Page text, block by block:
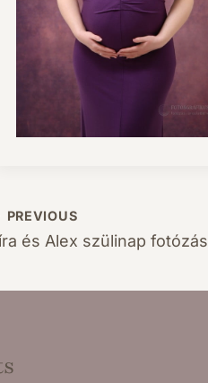
PREVIOUS
és Alex szülinap fotózás